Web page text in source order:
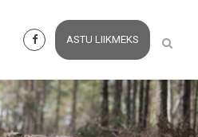
ASTU LIIKMEKS